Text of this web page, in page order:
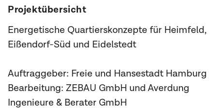
Projektübersicht
Energetische Quartierskonzepte für Heimfeld,
Eißendorf-Süd und Eidelstedt
Auftraggeber: Freie und Hansestadt Hamburg
Bearbeitung: ZEBAU GmbH und Averdung
Ingenieure & Berater GmbH